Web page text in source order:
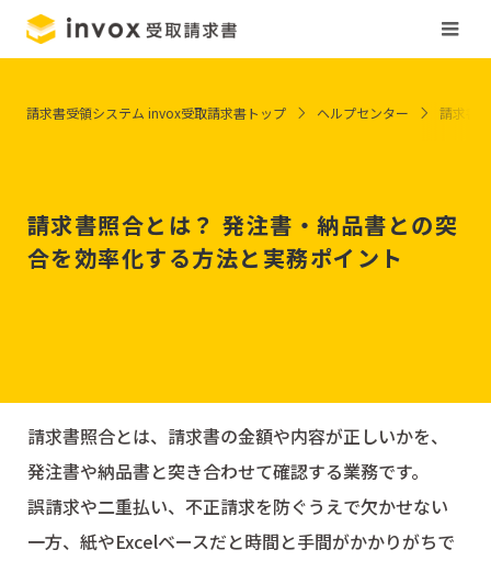
請求書照合とは？ 発注書・納品書との突
合を効率化する方法と実務ポイント
請求書受領システム invox受取請求書トップ ヘルプセンター 請求書
請求書照合とは、請求書の金額や内容が正しいかを、
発注書や納品書と突き合わせて確認する業務です。
誤請求や二重払い、不正請求を防ぐうえで欠かせない
一方、紙やExcelベースだと時間と手間がかかりがちで